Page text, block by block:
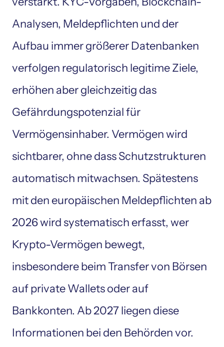
Analysen, Meldepflichten und der
Aufbau immer größerer Datenbanken
verfolgen regulatorisch legitime Ziele,
erhöhen aber gleichzeitig das
Gefährdungspotenzial für
Vermögensinhaber. Vermögen wird
sichtbarer, ohne dass Schutzstrukturen
automatisch mitwachsen. Spätestens
mit den europäischen Meldepflichten ab
2026 wird systematisch erfasst, wer
Krypto-Vermögen bewegt,
insbesondere beim Transfer von Börsen
auf private Wallets oder auf
Bankkonten. Ab 2027 liegen diese
Informationen bei den Behörden vor.